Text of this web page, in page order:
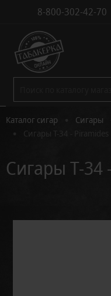
8-800-302-42-70
Каталог сигар Сигары
Сигары T-34 - Piramides
Сигары T-34